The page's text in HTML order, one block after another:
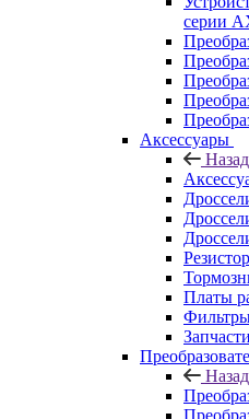
серии
Аксессуары
Назад
Платы
Назад